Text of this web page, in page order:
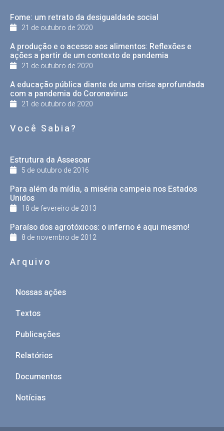
Fome: um retrato da desigualdade social
21 de outubro de 2020
A produção e o acesso aos alimentos: Reflexões e
ações a partir de um contexto de pandemia
21 de outubro de 2020
A educação pública diante de uma crise aprofundada
com a pandemia do Coronavirus
21 de outubro de 2020
Você Sabia?
Estrutura da Assesoar
5 de outubro de 2016
Para além da mídia, a miséria campeia nos Estados
Unidos
18 de fevereiro de 2013
Paraíso dos agrotóxicos: o inferno é aqui mesmo!
8 de novembro de 2012
Arquivo
Nossas ações
Textos
Publicações
Relatórios
Documentos
Notícias